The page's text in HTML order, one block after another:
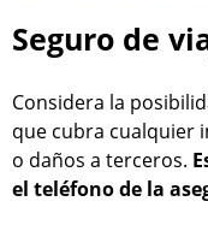
Seguro de
Considera la
que cubra cualquier
o daños a terceros.
el teléfono de la